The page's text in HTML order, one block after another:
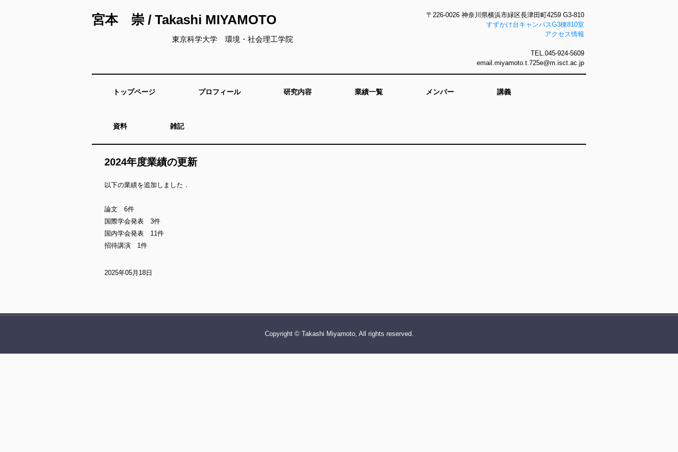
宮本 崇 / Takashi MIYAMOTO
東京科学大学 環境・社会理工学院
〒226-0026 神奈川県横浜市緑区長津田町4259 G3-810
すずかけ台キャンパスG3棟810室
アクセス情報
TEL.045-924-5609
email.miyamoto.t.725e@m.isct.ac.jp
トップページ プロフィール 研究内容 業績一覧 メンバー 講義
資料 雑記
2024年度業績の更新
以下の業績を追加しました．
論文 6件
国際学会発表 3件
国内学会発表 11件
招待講演 1件
2025年05月18日
Copyright © Takashi Miyamoto, All rights reserved.